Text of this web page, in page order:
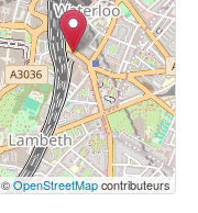
©OpenStreetMapcontributeurs